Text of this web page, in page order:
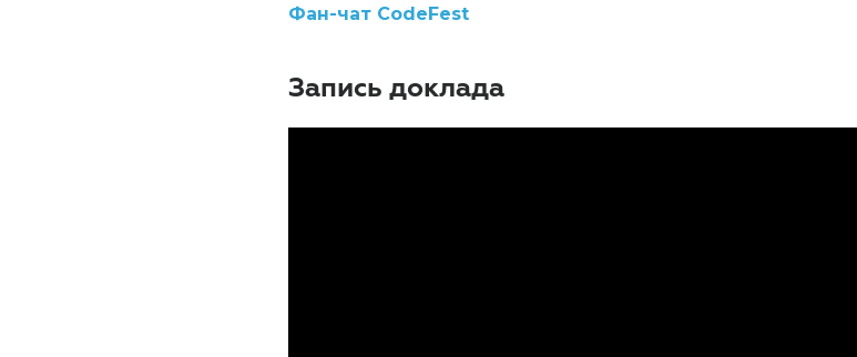
Фан-чат CodeFest
Запись доклада